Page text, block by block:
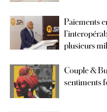
Paiements
plusieurs
Couple &
sentiments